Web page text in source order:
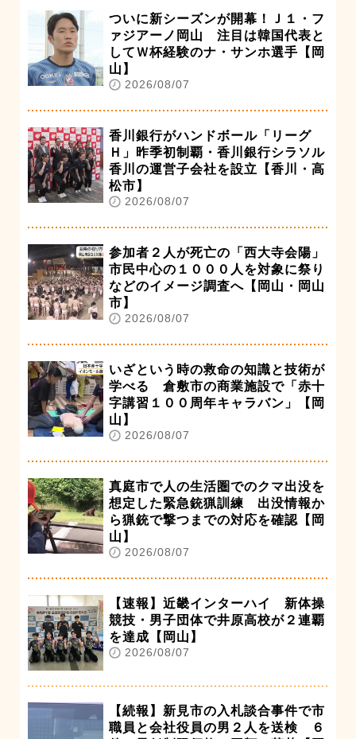
ついに新シーズンが開幕！Ｊ１・フ
ァジアーノ岡山 注目は韓国代表と
してＷ杯経験のナ・サンホ選手【岡
山】
2026/08/07
香川銀行がハンドボール「リーグ
Ｈ」昨季初制覇・香川銀行シラソル
香川の運営子会社を設立【香川・高
松市】
2026/08/07
参加者２人が死亡の「西大寺会陽」
市民中心の１０００人を対象に祭り
などのイメージ調査へ【岡山・岡山
市】
2026/08/07
いざという時の救命の知識と技術が
学べる 倉敷市の商業施設で「赤十
字講習１００周年キャラバン」【岡
山】
2026/08/07
真庭市で人の生活圏でのクマ出没を
想定した緊急銃猟訓練 出没情報か
ら猟銃で撃つまでの対応を確認【岡
山】
2026/08/07
【速報】近畿インターハイ 新体操
競技・男子団体で井原高校が２連覇
を達成【岡山】
2026/08/07
【続報】新見市の入札談合事件で市
職員と会社役員の男２人を送検 ６